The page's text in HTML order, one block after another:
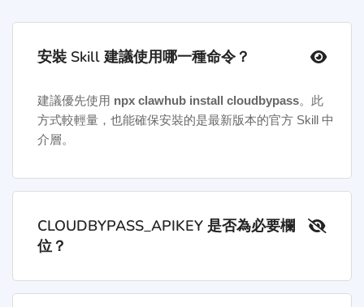
安裝 Skill 建議使用哪一種命令？
建議優先使用 npx clawhub install cloudbypass。此
方式較輕量，也能確保安裝的是最新版本的官方 Skill 中
介層。
CLOUDBYPASS_APIKEY 是否為必要欄
位？